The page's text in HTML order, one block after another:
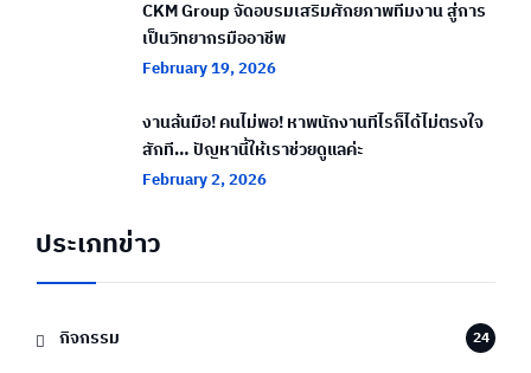
CKM Group จัดอบรมเสริมศักยภาพทีมงาน สู่การ
เป็นวิทยากรมืออาชีพ
February 19, 2026
งานล้นมือ! คนไม่พอ! หาพนักงานทีไรก็ได้ไม่ตรงใจ
สักที… ปัญหานี้ให้เราช่วยดูแลค่ะ
February 2, 2026
ประเภทข่าว
กิจกรรม 24